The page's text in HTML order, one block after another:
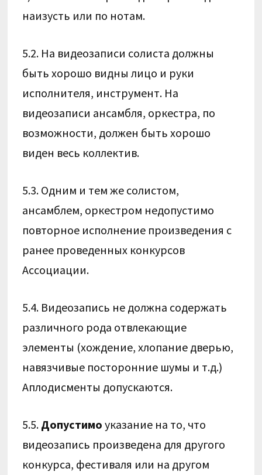
наизусть или по нотам.
5.2. На видеозаписи солиста должны
быть хорошо видны лицо и руки
исполнителя, инструмент. На
видеозаписи ансамбля, оркестра, по
возможности, должен быть хорошо
виден весь коллектив.
5.3. Одним и тем же солистом,
ансамблем, оркестром недопустимо
повторное исполнение произведения с
ранее проведенных конкурсов
Ассоциации.
5.4. Видеозапись не должна содержать
различного рода отвлекающие
элементы (хождение, хлопание дверью,
навязчивые посторонние шумы и т.д.)
Аплодисменты допускаются.
5.5. Допустимо указание на то, что
видеозапись произведена для другого
конкурса, фестиваля или на другом